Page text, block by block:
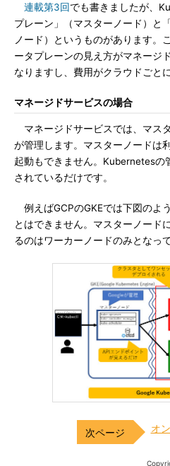
連載第3回でも書きましたが、
プレーン」（マスターノード）と
ノード）というものがあります。
ータプレーンの見え方がマネージ
なりますし、費用がクラウドごと
マネージドサービスの場合
マネージドサービスでは、マス
が管理します。マスターノードは
起動もできません。Kubernetesの
されているだけです。
例えばGCPのGKEでは下図のよ
とはできません。マスターノード
るのはワーカーノードのみとなっ
オ